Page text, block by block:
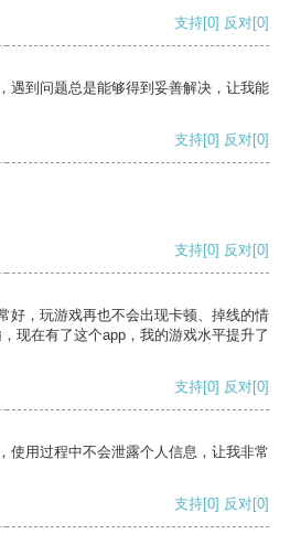
支持[0] 反对[0]
遇到问题总是能够得到妥善解决，让我能
支持[0] 反对[0]
支持[0] 反对[0]
好，玩游戏再也不会出现卡顿、掉线的情
现在有了这个app，我的游戏水平提升了
支持[0] 反对[0]
使用过程中不会泄露个人信息，让我非常
支持[0] 反对[0]